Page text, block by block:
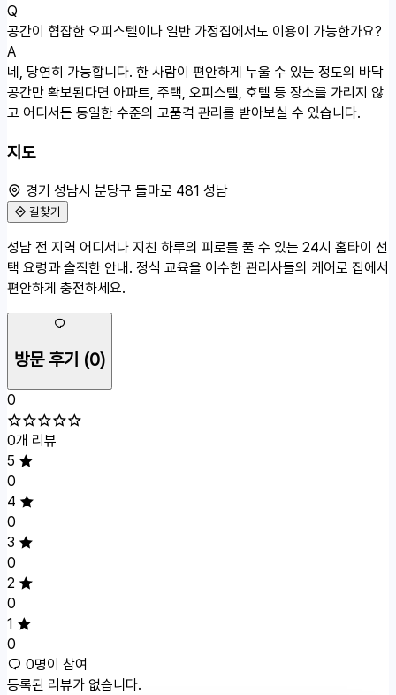
Q
공간이 협잡한 오피스텔이나 일반 가정집에서도 이용이 가능한가요?
A
네, 당연히 가능합니다. 한 사람이 편안하게 누울 수 있는 정도의 바닥
공간만 확보된다면 아파트, 주택, 오피스텔, 호텔 등 장소를 가리지 않
고 어디서든 동일한 수준의 고품격 관리를 받아보실 수 있습니다.
지도
경기 성남시 분당구 돌마로 481 성남
길찾기
경기 성남시 분당구 돌마로 481
성남 전 지역 어디서나 지친 하루의 피로를 풀 수 있는 24시 홈타이 선
택 요령과 솔직한 안내. 정식 교육을 이수한 관리사들의 케어로 집에서
편안하게 충전하세요.
방문 후기 (0)
0
0개 리뷰
5
0
4
0
3
0
2
0
1
0
0명이 참여
등록된 리뷰가 없습니다.